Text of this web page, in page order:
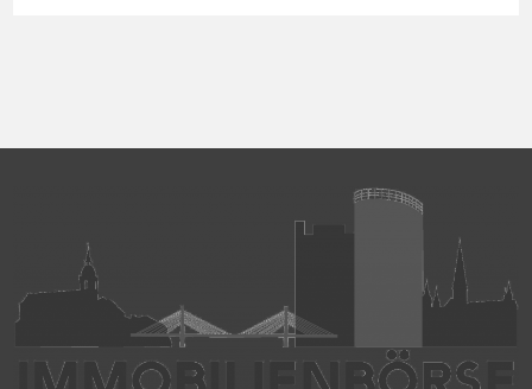
Veräußert […]